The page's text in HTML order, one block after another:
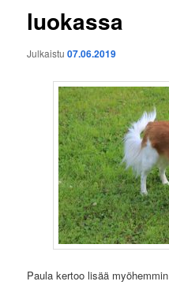
luokassa
Julkaistu07.06.2019
Paula kertoo lisää myöhemmin